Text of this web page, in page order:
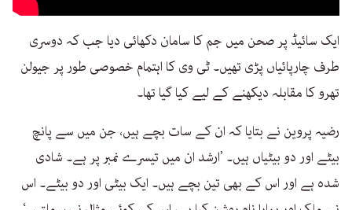
ایک سائیڈ پر صحن میں جم کا سامان دکھائی دیا جب کہ دوسری
طرف چارپائیاں پڑی تھیں۔ ٹی وی کا اہتمام خصوصی طور پر جیولن
تھرو کا مقابلہ دیکھنے کے لیے کیا گیا تھا۔
رضیہ پروین نے بتایا کہ ان کے سات بچے ہیں، جن میں سے پانچ
بیٹے اور دو بیٹیاں ہیں۔ ’ارشد ان میں تیسرے نمبر پر ہے۔ شادی
شدہ ہے اور اس کے بھی تین بچے ہیں۔ ایک بیٹی اور دو بیٹے۔ اس